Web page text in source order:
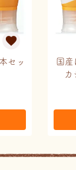
セッ
国産
カ